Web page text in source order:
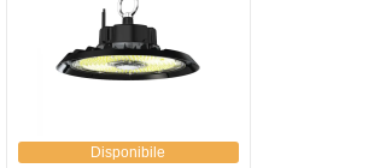
Disponibile